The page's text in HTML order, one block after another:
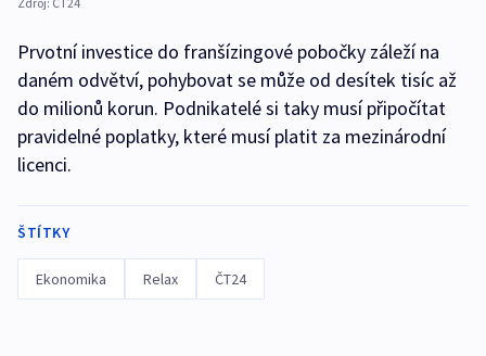
Prvotní investice do franšízingové pobočky záleží na
daném odvětví, pohybovat se může od desítek tisíc až
do milionů korun. Podnikatelé si taky musí připočítat
pravidelné poplatky, které musí platit za mezinárodní
licenci.
ŠTÍTKY
Ekonomika Relax ČT24